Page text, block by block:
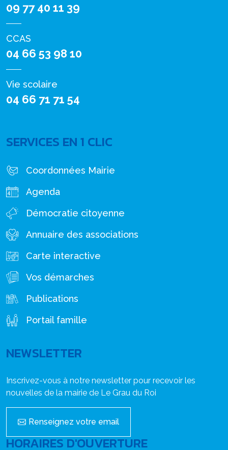
09 77 40 11 39
CCAS
04 66 53 98 10
Vie scolaire
04 66 71 71 54
SERVICES EN 1 CLIC
Coordonnées Mairie
Agenda
Démocratie citoyenne
Annuaire des associations
Carte interactive
Vos démarches
Publications
Portail famille
NEWSLETTER
Inscrivez-vous à notre newsletter pour recevoir les
nouvelles de la mairie de Le Grau du Roi
Renseignez votre email
HORAIRES D'OUVERTURE